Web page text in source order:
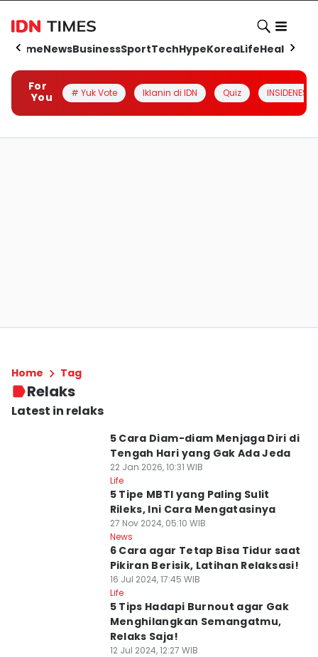
HomeNewsBusinessSportTechHypeKoreaLifeHealth
For
You
# Yuk Vote Iklanin di IDN Quiz INSIDENESIA
Home Tag
Relaks
Latest in relaks
5 Cara Diam-diam Menjaga Diri di
Tengah Hari yang Gak Ada Jeda
22 Jan 2026, 10:31 WIB
Life
5 Tipe MBTI yang Paling Sulit
Rileks, Ini Cara Mengatasinya
27 Nov 2024, 05:10 WIB
News
6 Cara agar Tetap Bisa Tidur saat
Pikiran Berisik, Latihan Relaksasi!
16 Jul 2024, 17:45 WIB
Life
5 Tips Hadapi Burnout agar Gak
Menghilangkan Semangatmu,
Relaks Saja!
12 Jul 2024, 12:27 WIB